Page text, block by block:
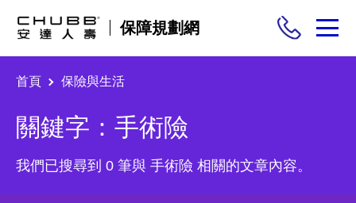
保障規劃網
保險商品
需求分析
首頁 保險與生活
關鍵字：手術險
我們已搜尋到 0 筆與 手術險 相關的文章內容。